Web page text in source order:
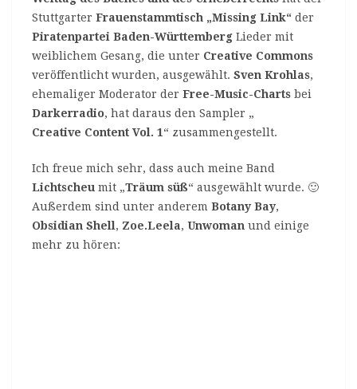
Stuttgarter Frauenstammtisch „Missing Link“ der
Piratenpartei Baden-Württemberg Lieder mit
weiblichem Gesang, die unter Creative Commons
veröffentlicht wurden, ausgewählt. Sven Krohlas,
ehemaliger Moderator der Free-Music-Charts bei
Darkerradio, hat daraus den Sampler „
Creative Content Vol. 1“ zusammengestellt.
Ich freue mich sehr, dass auch meine Band
Lichtscheu mit „Träum süß“ ausgewählt wurde. 🙂
Außerdem sind unter anderem Botany Bay,
Obsidian Shell , Zoe.Leela, Unwoman und einige
mehr zu hören: